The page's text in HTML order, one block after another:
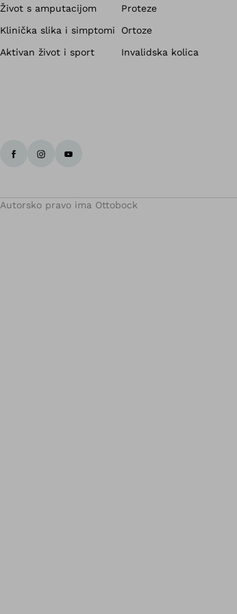
Život s amputacijom
Klinička slika i simptomi
Aktivan život i sport
Proteze
Ortoze
Invalidska kolica
Autorsko pravo ima Ottobock